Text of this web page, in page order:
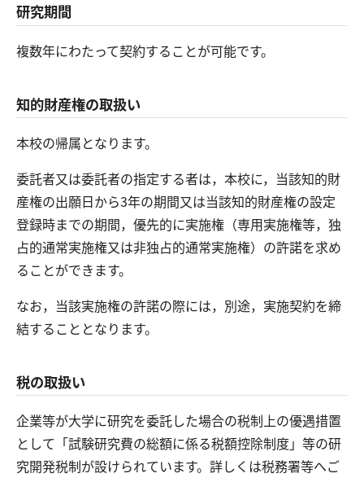
研究期間
複数年にわたって契約することが可能です。
知的財産権の取扱い
本校の帰属となります。
委託者又は委託者の指定する者は，本校に，当該知的財
産権の出願日から3年の期間又は当該知的財産権の設定
登録時までの期間，優先的に実施権（専用実施権等，独
占的通常実施権又は非独占的通常実施権）の許諾を求め
ることができます。
なお，当該実施権の許諾の際には，別途，実施契約を締
結することとなります。
税の取扱い
企業等が大学に研究を委託した場合の税制上の優遇措置
として「試験研究費の総額に係る税額控除制度」等の研
究開発税制が設けられています。詳しくは税務署等へご